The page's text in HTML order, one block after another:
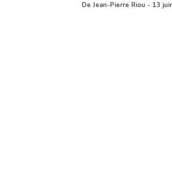
DeJean-Pierre Riou - 13